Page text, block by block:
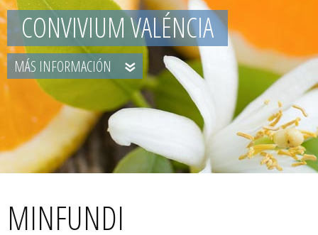
CONVIVIUM VALÉNCIA
MÁS INFORMACIÓN
MINFUNDI